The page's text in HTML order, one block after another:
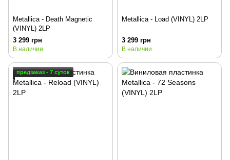
Metallica - Death Magnetic
(VINYL) 2LP
3 299 грн
В наличии
Metallica - Load (VINYL) 2LP
3 299 грн
В наличии
предзаказ - 7 суток